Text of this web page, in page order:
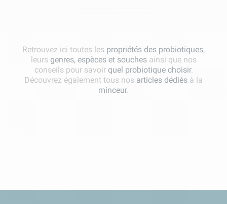
Retrouvez ici toutes les propriétés des probiotiques,
leurs genres, espèces et souchesainsi que nos
conseils pour savoir quel probiotique choisir.
Découvrez également tous nos articles dédiés à la
minceur.